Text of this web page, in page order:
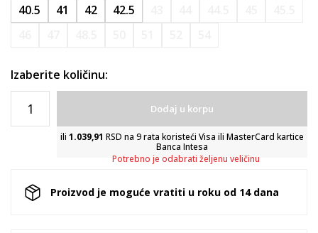
40.5
41 42 42.5
Izaberite količinu:
Dodaj u korpu
ili 1.039,91 RSD na 9 rata koristeći Visa ili MasterCard kartice
Banca Intesa
Potrebno je odabrati željenu veličinu
Proizvod je moguće vratiti u roku od 14 dana